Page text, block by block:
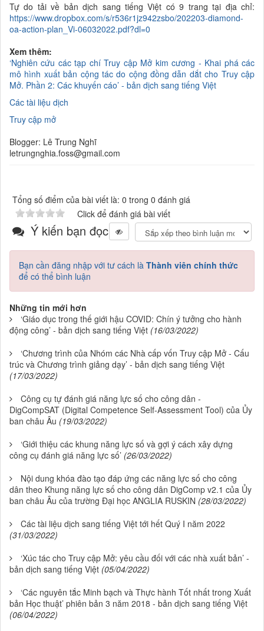
Tự do tải về bản dịch sang tiếng Việt có 9 trang tại địa chỉ:
https://www.dropbox.com/s/r536r1jz942zsbo/202203-diamond-
oa-action-plan_Vi-06032022.pdf?dl=0
Xem thêm:
‘Nghiên cứu các tạp chí Truy cập Mở kim cương - Khai phá các
mô hình xuất bản cộng tác do cộng đồng dẫn dắt cho Truy cập
Mở. Phần 2: Các khuyến cáo’ - bản dịch sang tiếng Việt
Các tài liệu dịch
Truy cập mở
Blogger: Lê Trung Nghĩ
letrungnghia.foss@gmail.com
Tổng số điểm của bài viết là: 0 trong 0 đánh giá
Click để đánh giá bài viết
Ý kiến bạn đọc
Bạn cần đăng nhập với tư cách là Thành viên chính thức
để có thể bình luận
Những tin mới hơn
‘Giáo dục trong thế giới hậu COVID: Chín ý tưởng cho hành
động công’ - bản dịch sang tiếng Việt (16/03/2022)
‘Chương trình của Nhóm các Nhà cấp vốn Truy cập Mở - Cấu
trúc và Chương trình giảng dạy’ - bản dịch sang tiếng Việt
(17/03/2022)
Công cụ tự đánh giá năng lực số cho công dân -
DigCompSAT (Digital Competence Self-Assessment Tool) của Ủy
ban châu Âu (19/03/2022)
‘Giới thiệu các khung năng lực số và gợi ý cách xây dựng
công cụ đánh giá năng lực số’ (26/03/2022)
Nội dung khóa đào tạo đáp ứng các năng lực số cho công
dân theo Khung năng lực số cho công dân DigComp v2.1 của Ủy
ban châu Âu của trường Đại học ANGLIA RUSKIN (28/03/2022)
Các tài liệu dịch sang tiếng Việt tới hết Quý I năm 2022
(31/03/2022)
‘Xúc tác cho Truy cập Mở: yêu cầu đối với các nhà xuất bản’ -
bản dịch sang tiếng Việt (05/04/2022)
‘Các nguyên tắc Minh bạch và Thực hành Tốt nhất trong Xuất
bản Học thuật’ phiên bản 3 năm 2018 - bản dịch sang tiếng Việt
(06/04/2022)